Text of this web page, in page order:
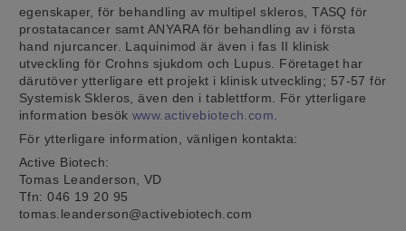
egenskaper, för behandling av multipel skleros, TASQ för
prostatacancer samt ANYARA för behandling av i första
hand njurcancer. Laquinimod är även i fas II klinisk
utveckling för Crohns sjukdom och Lupus. Företaget har
därutöver ytterligare ett projekt i klinisk utveckling; 57-57 för
Systemisk Skleros, även den i tablettform. För ytterligare
information besök www.activebiotech.com
För ytterligare information, vänligen kontakta:
Active Biotech:
Tomas Leanderson, VD
Tfn: 046 19 20 95
tomas.leanderson@activebiotech.com